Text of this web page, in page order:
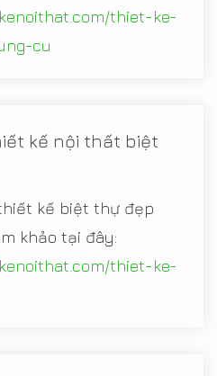
thiet-ke-
cu
kế nội thất biệt
kế biệt thự đẹp
khảo tại đây:
thiet-ke-